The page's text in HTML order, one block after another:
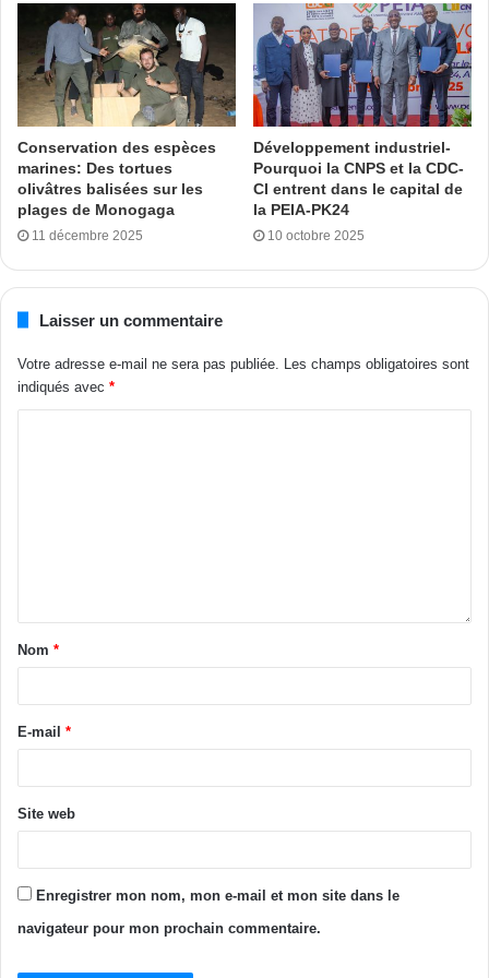
beaucoup de potentialités pour la production piscicole : une
bonne hydrométrie et hygrométrie- nombreux bas-fonds
propices à la pisciculture, une station d’alevinage de 4 Ha-
187 pisciculteurs- 1 854 étangs d’une superficie de 87 Ha.
Vu tous ces atouts disponibles à la relance des activités
piscicoles, les pisciculteurs du District des Montagnes ont
pris l’engagement de prendre une part importante dans la
cible nationale annuelle de 150 000 tonnes de poissons à
piscicole.
Conservation des espèces
marines: Des tortues
olivâtres balisées sur les
plages de Monogaga
11 décembre 2025
Développement industriel-
Pourquoi la CNPS et la CDC-
CI entrent dans le capital de
la PEIA-PK24
10 octobre 2025
Laisser un commentaire
Votre adresse e-mail ne sera pas publiée.
Les champs obligatoires sont
indiqués avec *
Nom *
E-mail *
Site web
Enregistrer mon nom, mon e-mail et mon site dans le
navigateur pour mon prochain commentaire.